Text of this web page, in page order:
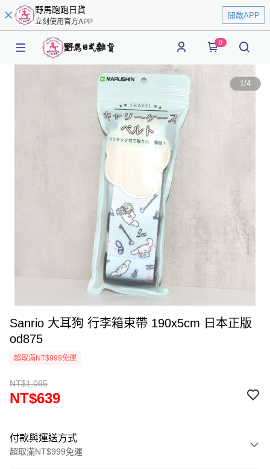
野馬跑跑日貨
立刻使用官方APP
開啟APP
0
1/4
Sanrio 大耳狗 行李箱束帶 190x5cm 日本正版
od875
超取滿NT$999免運
NT$1,065
NT$639
付款與運送方式
超取滿NT$999免運